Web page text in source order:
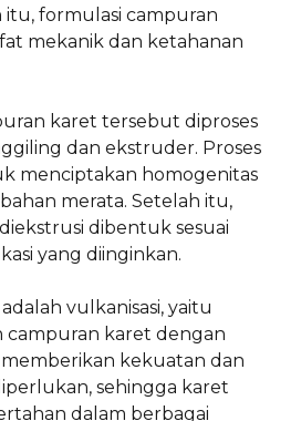
itu, formulasi campuran
mekanik dan ketahanan
karet tersebut diproses
dan ekstruder. Proses
menciptakan homogenitas
merata. Setelah itu,
dibentuk sesuai
yang diinginkan.
vulkanisasi, yaitu
campuran karet dengan
kekuatan dan
sehingga karet
dalam berbagai